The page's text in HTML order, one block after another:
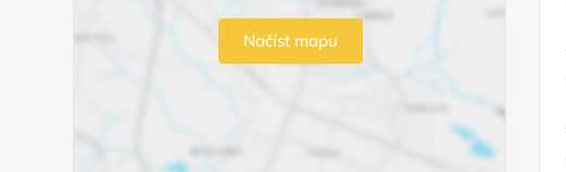
Načíst mapu